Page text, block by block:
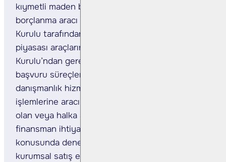
kıymetli maden bonosu ve niteliği itibari ile
borçlanma aracı olduğu Sermaye Piyasası
Kurulu tarafından kabul edilecek sermaye
piyasası araçlarının Sermaye Piyasası
Kurulu’ndan gerekli izinlerin alınması ve
başvuru süreçlerinin yürütülmesi işlemlerinde
danışmanlık hizmeti sunulmakta, satış
işlemlerine aracılık edilmektedir. Halka açık
olan veya halka açık olmayan şirketlerin farklı
finansman ihtiyaçlarının karşılanması
konusunda deneyimli kurumsal finansman ve
kurumsal satış ekibi ile uçtan uca danışmanlık